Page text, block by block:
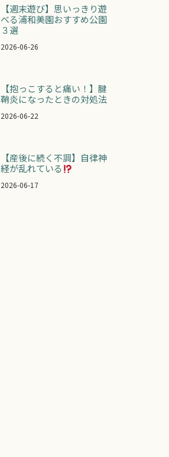
【週末遊び】思いっきり遊
べる浦和美園おすすめ公園
３選
2026-06-26
【抱っこすると痛い！】腱
鞘炎になったときの対処法
2026-06-22
【産後に続く不調】自律神
経が乱れている
2026-06-17